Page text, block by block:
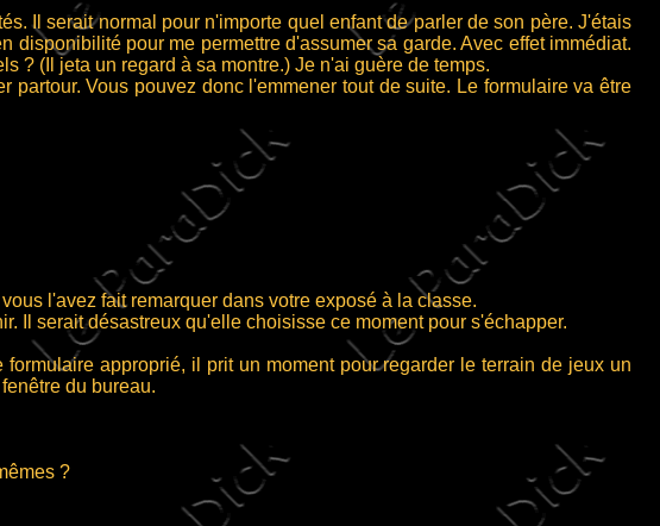
Il serait normal pour n'importe quel enfant de parler de son père. J'étais
pour me permettre d'assumer sa garde. Avec effet immédiat.
? (Il jeta un regard à sa montre.) Je n'ai guère de temps.
Vous pouvez donc l'emmener tout de suite. Le formulaire va être
l'avez fait remarquer dans votre exposé à la classe.
serait désastreux qu'elle choisisse ce moment pour s'échapper.
approprié, il prit un moment pour regarder le terrain de jeux un
du bureau.
?